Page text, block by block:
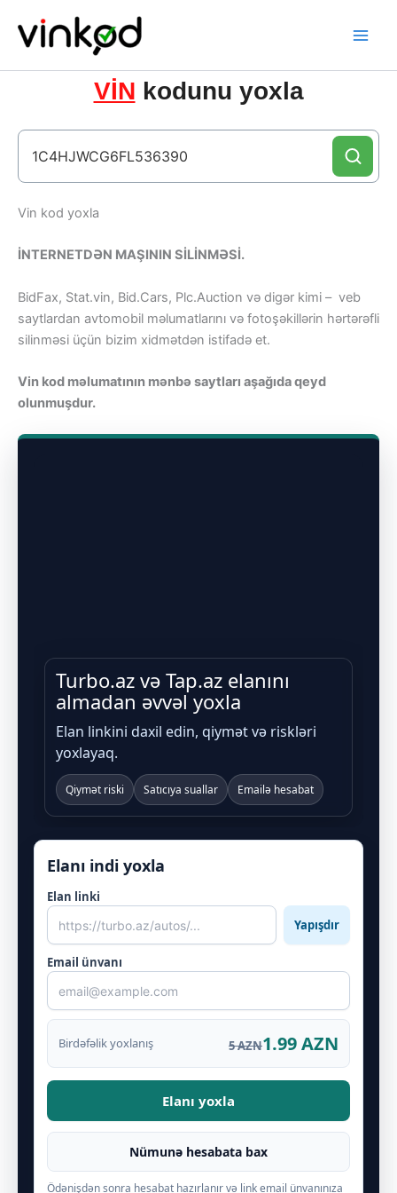
content
VİN kodunu yoxla
Vin kod yoxla
İNTERNETDƏN MAŞININ SİLİNMƏSİ.
BidFax, Stat.vin, Bid.Cars, Plc.Auction və digər kimi – veb
saytlardan avtomobil məlumatlarını və fotoşəkillərin hərtərəfli
silinməsi üçün bizim xidmətdən istifadə et.
Vin kod məlumatının mənbə saytları aşağıda qeyd
olunmuşdur.
Turbo.az və Tap.az elanını
almadan əvvəl yoxla
Elan linkini daxil edin, qiymət və riskləri
yoxlayaq.
Qiymət riski Satıcıya suallar Emailə hesabat
Elanı indi yoxla
Elan linki
Yapışdır
Email ünvanı
Birdəfəlik yoxlanış 5 AZN1.99 AZN
Elanı yoxla
Nümunə hesabata bax
Ödənişdən sonra hesabat hazırlanır və link email ünvanınıza